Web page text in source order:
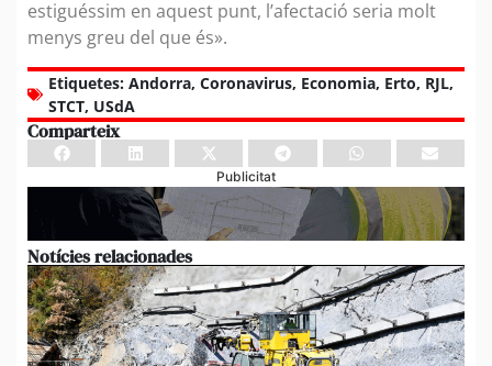
estiguéssim en aquest punt, l’afectació seria molt
menys greu del que és».
Etiquetes: Andorra, Coronavirus, Economia, Erto, RJL,
STCT, USdA
Comparteix
Publicitat
Notícies relacionades